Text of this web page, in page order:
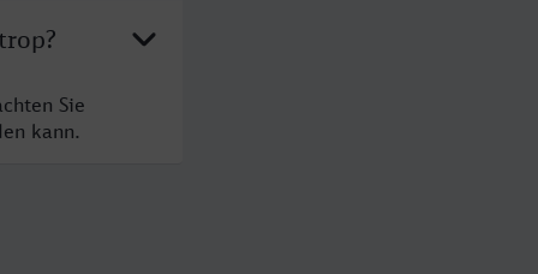
Sie
kann.